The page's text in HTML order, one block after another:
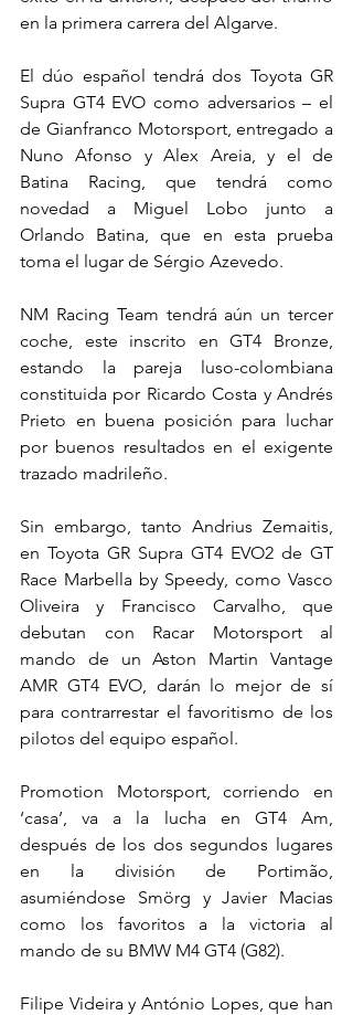
en la primera carrera del Algarve.
El dúo español tendrá dos Toyota GR
Supra GT4 EVO como adversarios – el
de Gianfranco Motorsport, entregado a
Nuno Afonso y Alex Areia, y el de
Batina Racing, que tendrá como
novedad a Miguel Lobo junto a
Orlando Batina, que en esta prueba
toma el lugar de Sérgio Azevedo.
NM Racing Team tendrá aún un tercer
coche, este inscrito en GT4 Bronze,
estando la pareja luso-colombiana
constituida por Ricardo Costa y Andrés
Prieto en buena posición para luchar
por buenos resultados en el exigente
trazado madrileño.
Sin embargo, tanto Andrius Zemaitis,
en Toyota GR Supra GT4 EVO2 de GT
Race Marbella by Speedy, como Vasco
Oliveira y Francisco Carvalho, que
debutan con Racar Motorsport al
mando de un Aston Martin Vantage
AMR GT4 EVO, darán lo mejor de sí
para contrarrestar el favoritismo de los
pilotos del equipo español.
Promotion Motorsport, corriendo en
‘casa’, va a la lucha en GT4 Am,
después de los dos segundos lugares
en la división de Portimão,
asumiéndose Smörg y Javier Macias
como los favoritos a la victoria al
mando de su BMW M4 GT4 (G82).
Filipe Videira y António Lopes, que han